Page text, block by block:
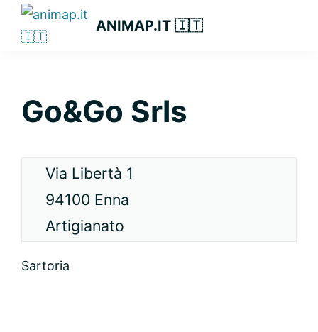
Passa
Passa
Passa
primaria
ANIMAP.IT 🇮🇹
Go&Go Srls
Via Libertà 1
94100 Enna
Artigianato
Sartoria